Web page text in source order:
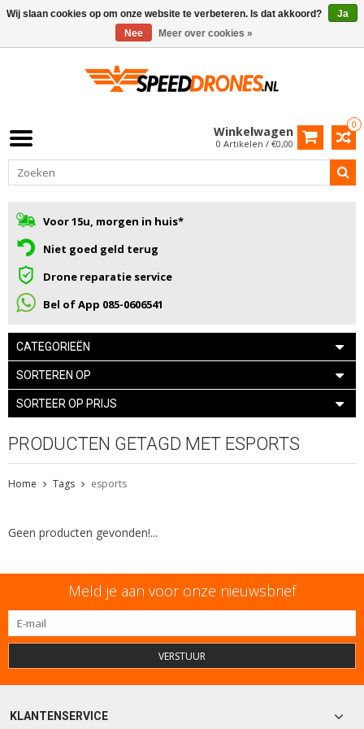
0
Winkelwagen
0 Artikelen / €0,00
Voor 15u, morgen in huis*
Niet goed geld terug
Drone reparatie service
Bel of App 085-0606541
CATEGORIEËN
SORTEREN OP
SORTEER OP PRIJS
PRODUCTEN GETAGD MET ESPORTS
Home Tags esports
Geen producten gevonden!...
Meld je aan voor onze nieuwsbrief
VERSTUUR
KLANTENSERVICE
Wij slaan cookies op om onze website te verbeteren. Is dat akkoord?
Ja
Nee
Meer over cookies »